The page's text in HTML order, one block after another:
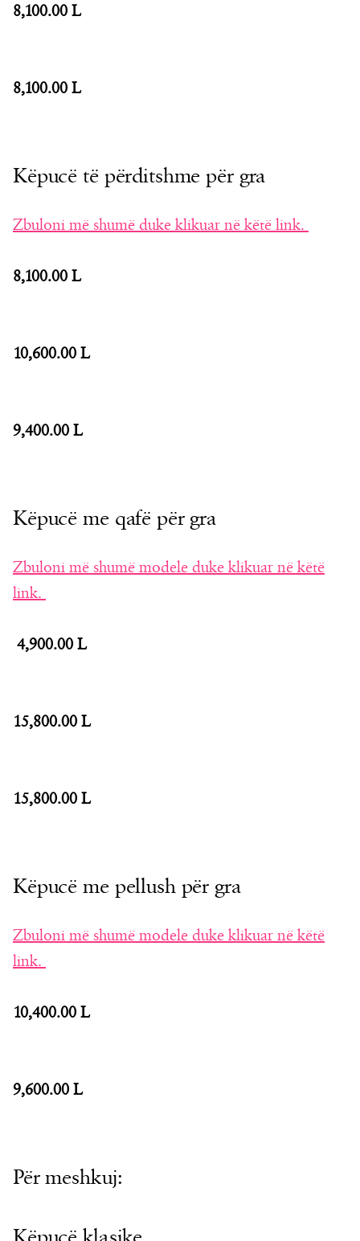
8,100.00 L
8,100.00 L
Këpucë të përditshme për gra
Zbuloni më shumë duke klikuar në këtë link.
8,100.00 L
10,600.00 L
9,400.00 L
Këpucë me qafë për gra
Zbuloni më shumë modele duke klikuar në këtë
link.
4,900.00 L
15,800.00 L
15,800.00 L
Këpucë me pellush për gra
Zbuloni më shumë modele duke klikuar në këtë
link.
10,400.00 L
9,600.00 L
Për meshkuj: